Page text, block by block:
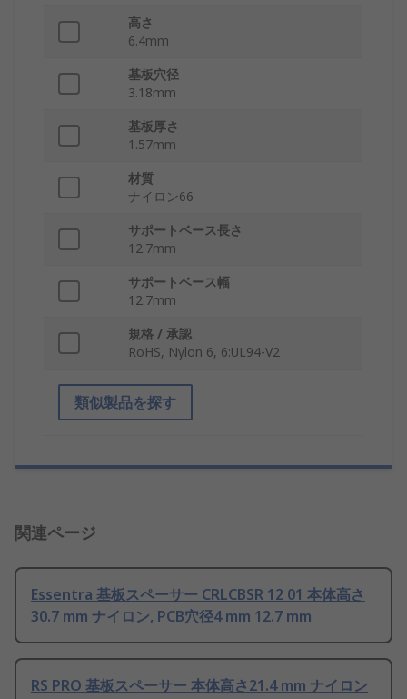
高さ
6.4mm
基板穴径
3.18mm
基板厚さ
1.57mm
材質
ナイロン66
サポートベース長さ
12.7mm
サポートベース幅
12.7mm
規格 / 承認
RoHS, Nylon 6, 6:UL94-V2
類似製品を探す
関連ページ
Essentra 基板スペーサー CRLCBSR 12 01 本体高さ
30.7 mm ナイロン, PCB穴径4 mm 12.7 mm
RS PRO 基板スペーサー 本体高さ21.4 mm ナイロン